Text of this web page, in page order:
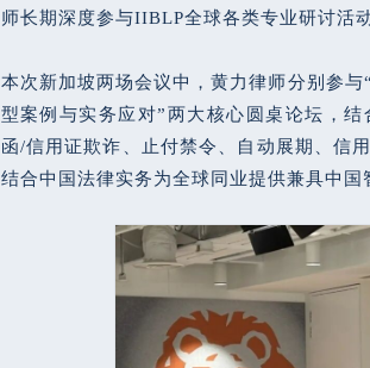
师长期深度参与IIBLP全球各类专业研讨活
本次新加坡两场会议中，黄力律师分别参
型案例与实务应对”两大核心圆桌论坛，
函/信用证欺诈、止付禁令、自动展期、信
结合中国法律实务为全球同业提供兼具中国